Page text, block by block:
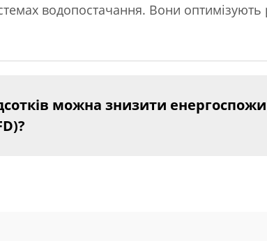
водопостачання. Вони
можна знизити